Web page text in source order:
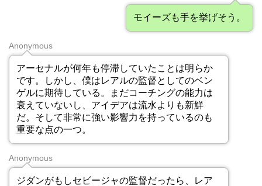
モイーズも手を挙げそう。
Anonymous
アーセナルが何年も停滞していたことは明らか
です。しかし、僕はレアルの監督としてのベン
ゲルに期待している。まだコーチングの能力は
衰えていないし、アイデアは流水よりも新鮮
だ。そして非常に強い影響力を持っているのも
重要な点の一つ。
Anonymous
ジダンがもしセビージャの監督だったら、レア